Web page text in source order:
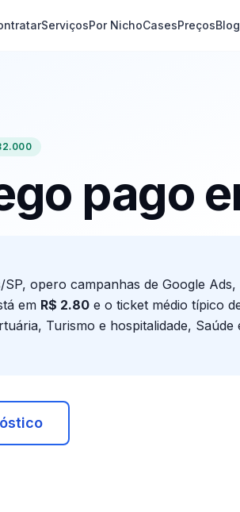
ServiçosPor NichoCasesPreçosBlog
pago
/SP, opero campanhas de Google
em R$ 2.80 e o ticket médio típico
Turismo e hospitalidade, Saúde